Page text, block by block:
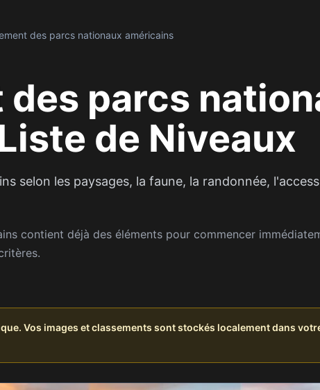
des parcs nationaux américains
des parcs
de Niveaux
selon les paysages, la faune, la randonnée,
contient déjà des éléments pour commencer
Vos images et classements sont stockés localement dans